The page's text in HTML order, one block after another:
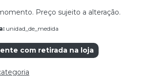
Preço sujeito a alteração.
unidad_de_medida
com retirada na loja